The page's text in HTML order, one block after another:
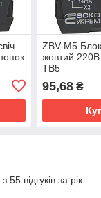
ZBV-M5 Блок
жовтий
TB5
95,68₴
55 відгуків за рік